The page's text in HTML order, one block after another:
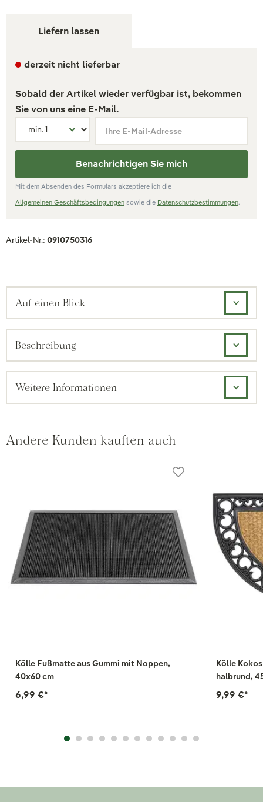
Liefern lassen
derzeit nicht lieferbar
Sobald der Artikel wieder verfügbar ist, bekommen
Sie von uns eine E-Mail.
Ihre E-Mail-Adresse
Benachrichtigen Sie mich
Mit dem Absenden des Formulars akzeptiere ich die
Allgemeinen Geschäftsbedingungen sowie die Datenschutzbestimmungen.
Artikel-Nr.: 0910750316
Auf einen Blick
Beschreibung
Weitere Informationen
Andere Kunden kauften auch
Kölle Fußmatte aus Gummi mit Noppen,
40x60 cm
6,99 €*
Kölle
halbrund,
9,99 €*